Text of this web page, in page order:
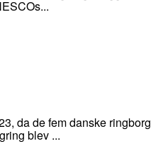
da de fem danske
blev ...